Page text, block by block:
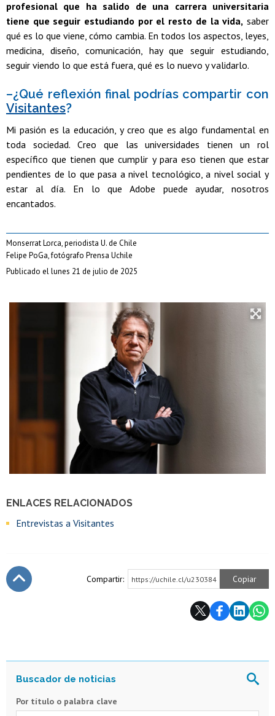
ENLACES RELACIONADOS
Entrevistas a Visitantes
profesional que ha salido de una carrera universitaria
tiene que seguir estudiando por el resto de la vida, saber
qué es lo que viene, cómo cambia. En todos los aspectos, leyes,
medicina, diseño, comunicación, hay que seguir estudiando,
seguir viendo lo que está fuera, qué es lo nuevo y validarlo.
–¿Qué reflexión final podrías compartir con
Visitantes?
Mi pasión es la educación, y creo que es algo fundamental en
toda sociedad. Creo que las universidades tienen un rol
específico que tienen que cumplir y para eso tienen que estar
pendientes de lo que pasa a nivel tecnológico, a nivel social y
estar al día. En lo que Adobe puede ayudar, nosotros
encantados.
Monserrat Lorca, periodista U. de Chile
Felipe PoGa, fotógrafo Prensa Uchile
Publicado el lunes 21 de julio de 2025
Compartir: https://uchile.cl/u230384 Copiar
Por título o palabra clave